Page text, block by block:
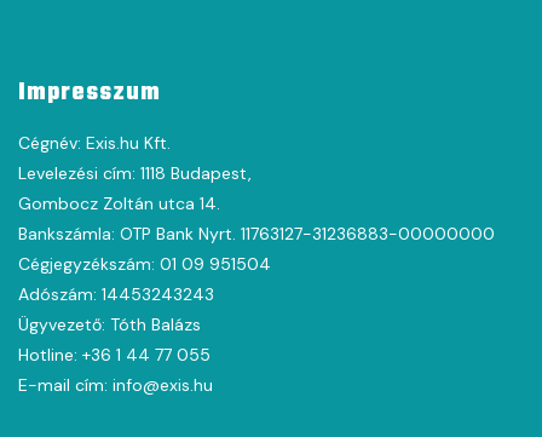
Impresszum
Cégnév: Exis.hu Kft.
Levelezési cím: 1118 Budapest,
Gombocz Zoltán utca 14.
Bankszámla: OTP Bank Nyrt. 11763127-31236883-00000000
Cégjegyzékszám: 01 09 951504
Adószám: 14453243243
Ügyvezető: Tóth Balázs
Hotline: +36 1 44 77 055
E-mail cím: info@exis.hu